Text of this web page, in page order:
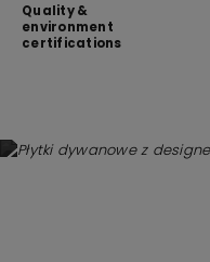
Quality &
environment
certifications